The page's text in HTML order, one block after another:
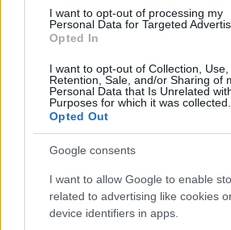
I want to opt-out of processing my
Personal Data for Targeted
Opted In
I want to opt-out of Collection, Use,
Retention, Sale, and/or Sharing of
Personal Data that Is Unrelated
Purposes for which it was collected.
Opted Out
Google consents
I want to allow Google to enable
related to advertising like cookies
device identifiers in apps.
συχνά άνιση προσπάθεια και
πολλούς συμμάχους, από το
επιχειρήσεις μέχρι τους ίδιους
κι εκείνοι συμμετέχουν
φορείς συγκεκριμένων
συμπεριφορών.
«Δεν πρέπει να ξεχνάμε ότι σε
βρισκόμαστε πια στο μεταίχμιο
δεύτερης δημογραφικής